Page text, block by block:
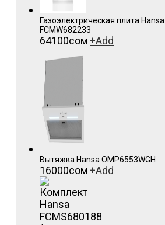
Газоэлектрическая плита Hansa
FCMW682233
64100сом+Add
Вытяжка Hansa OMP6553WGH
16000сом+Add